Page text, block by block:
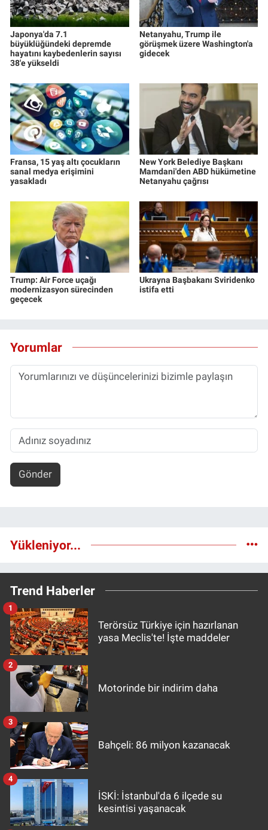
Japonya'da 7.1
büyüklüğündeki depremde
hayatını kaybedenlerin sayısı
38'e yükseldi
Netanyahu, Trump ile
görüşmek üzere Washington'a
gidecek
Fransa, 15 yaş altı çocukların
sanal medya erişimini
yasakladı
New York Belediye Başkanı
Mamdani'den ABD hükümetine
Netanyahu çağrısı
Trump: Air Force uçağı
modernizasyon sürecinden
geçecek
Ukrayna Başbakanı Sviridenko
istifa etti
Yorumlar
Gönder
Yükleniyor...
Trend Haberler
Terörsüz Türkiye için hazırlanan
yasa Meclis'te! İşte maddeler
1
Motorinde bir indirim daha
2
Bahçeli: 86 milyon kazanacak
3
İSKİ: İstanbul'da 6 ilçede su
kesintisi yaşanacak
4